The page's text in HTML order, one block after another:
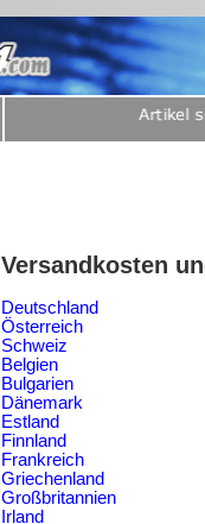
Versandkosten
Deutschland
Österreich
Schweiz
Belgien
Bulgarien
Dänemark
Estland
Finnland
Frankreich
Griechenland
Großbritannien
Irland